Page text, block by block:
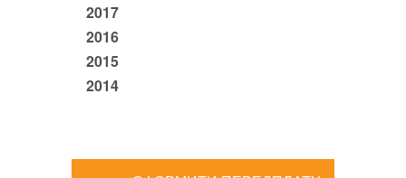
2017
2016
2015
2014